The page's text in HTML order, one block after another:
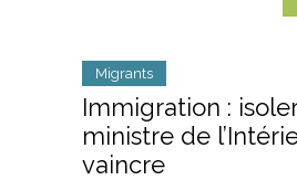
Migrants
Immigration :
ministre de
vaincre